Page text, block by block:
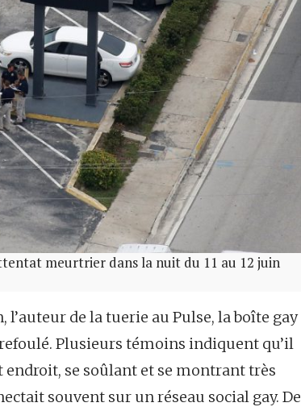
meurtrier dans la nuit du 11 au 12 juin
de la tuerie au Pulse, la boîte gay
Plusieurs témoins indiquent qu’il
endroit, se soûlant et se montrant très
souvent sur un réseau social gay. De